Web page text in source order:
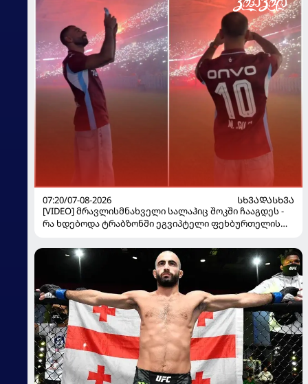
07:20/07-08-2026
ᲡᲮᲕᲐᲓᲐᲡᲮᲕᲐ
[VIDEO] მრავლისმნახველი სალაჰიც შოკში ჩააგდეს -
რა ხდებოდა ტრაბზონში ეგვიპტელი ფეხბურთელის